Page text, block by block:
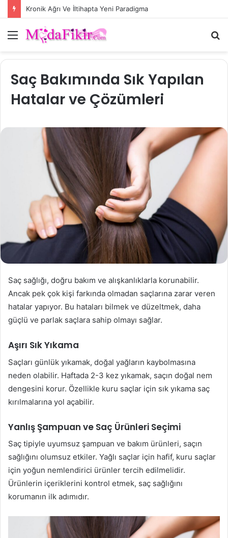
Kronik Ağrı Ve İltihapta Yeni Paradigma
Menü
Saç Bakımında Sık Yapılan
Hatalar ve Çözümleri
Saç sağlığı, doğru bakım ve alışkanlıklarla korunabilir.
Ancak pek çok kişi farkında olmadan saçlarına zarar veren
hatalar yapıyor. Bu hataları bilmek ve düzeltmek, daha
güçlü ve parlak saçlara sahip olmayı sağlar.
Aşırı Sık Yıkama
Saçları günlük yıkamak, doğal yağların kaybolmasına
neden olabilir. Haftada 2-3 kez yıkamak, saçın doğal nem
dengesini korur. Özellikle kuru saçlar için sık yıkama saç
kırılmalarına yol açabilir.
Yanlış Şampuan ve Saç Ürünleri Seçimi
Saç tipiyle uyumsuz şampuan ve bakım ürünleri, saçın
sağlığını olumsuz etkiler. Yağlı saçlar için hafif, kuru saçlar
için yoğun nemlendirici ürünler tercih edilmelidir.
Ürünlerin içeriklerini kontrol etmek, saç sağlığını
korumanın ilk adımıdır.